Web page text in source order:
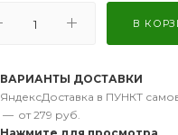
В
ВАРИАНТЫ ДОСТАВКИ
ЯндексДоставка в ПУНКТ
— от 279 руб.